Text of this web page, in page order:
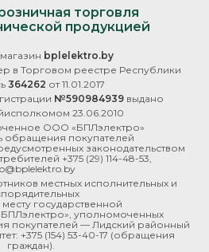
торговля
продукцией
bplelektro.by
в Торговом реестре Республики
364262 от 11.01.2017
№590984939выдано
23.06.2010
ООО «БПЛэлектро»
обращения покупателей
законодательством
+375 (29) 114-48-53
местных исполнительных и
государственной
уполномоченных
покупателей — Лидский районный
+375 (154) 53-40-17 (обращения
граждан).